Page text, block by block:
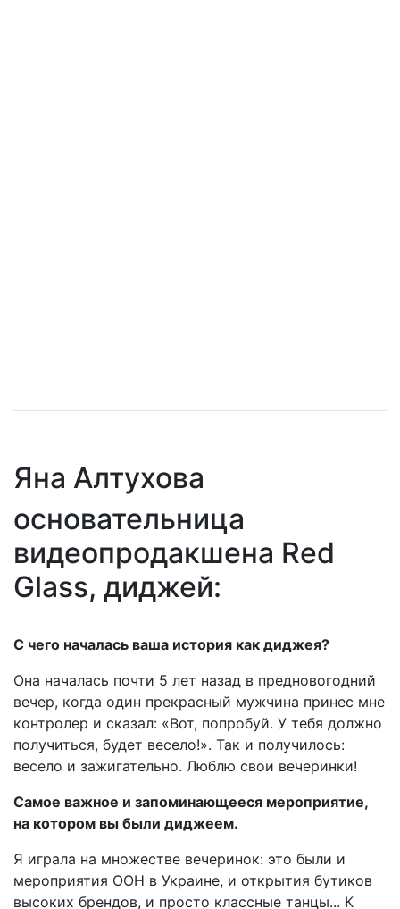
Яна Алтухова
основательница
видеопродакшена Red
Glass, диджей:
С чего началась ваша история как диджея?
Она началась почти 5 лет назад в предновогодний
вечер, когда один прекрасный мужчина принес мне
контролер и сказал: «Вот, попробуй. У тебя должно
получиться, будет весело!». Так и получилось:
весело и зажигательно. Люблю свои вечеринки!
Самое важное и запоминающееся мероприятие,
на котором вы были диджеем.
Я играла на множестве вечеринок: это были и
мероприятия ООН в Украине, и открытия бутиков
высоких брендов, и просто классные танцы... К